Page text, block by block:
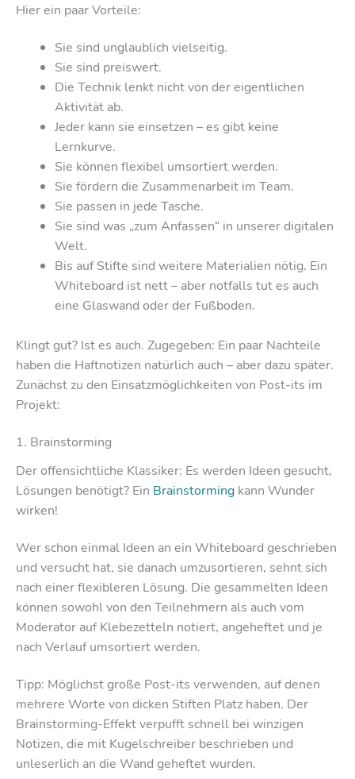
Hier ein paar Vorteile:
Sie sind unglaublich vielseitig.
Sie sind preiswert.
Die Technik lenkt nicht von der eigentlichen
Aktivität ab.
Jeder kann sie einsetzen – es gibt keine
Lernkurve.
Sie können flexibel umsortiert werden.
Sie fördern die Zusammenarbeit im Team.
Sie passen in jede Tasche.
Sie sind was „zum Anfassen“ in unserer digitalen
Welt.
Bis auf Stifte sind weitere Materialien nötig. Ein
Whiteboard ist nett – aber notfalls tut es auch
eine Glaswand oder der Fußboden.
Klingt gut? Ist es auch. Zugegeben: Ein paar Nachteile
haben die Haftnotizen natürlich auch – aber dazu später.
Zunächst zu den Einsatzmöglichkeiten von Post-its im
Projekt:
1. Brainstorming
Der offensichtliche Klassiker: Es werden Ideen gesucht,
Lösungen benötigt? Ein Brainstorming kann Wunder
wirken!
Wer schon einmal Ideen an ein Whiteboard geschrieben
und versucht hat, sie danach umzusortieren, sehnt sich
nach einer flexibleren Lösung. Die gesammelten Ideen
können sowohl von den Teilnehmern als auch vom
Moderator auf Klebezetteln notiert, angeheftet und je
nach Verlauf umsortiert werden.
Tipp: Möglichst große Post-its verwenden, auf denen
mehrere Worte von dicken Stiften Platz haben. Der
Brainstorming-Effekt verpufft schnell bei winzigen
Notizen, die mit Kugelschreiber beschrieben und
unleserlich an die Wand geheftet wurden.